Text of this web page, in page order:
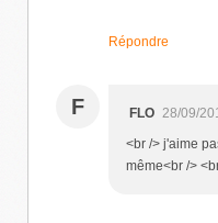
Répondre
F FLO 28/09/
<br /> j'aime
même<br />